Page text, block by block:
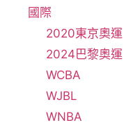
國際
2020東京奧運
2024巴黎奧運
WCBA
WJBL
WNBA